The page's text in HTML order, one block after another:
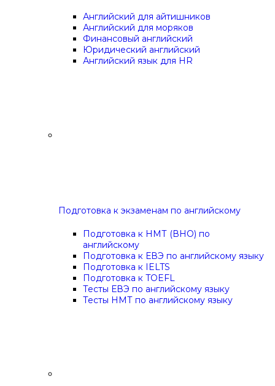
Английский для айтишников
Английский для моряков
Финансовый английский
Юридический английский
Английский язык для HR
Подготовка к экзаменам по английскому
Подготовка к НМТ (ВНО) по
английскому
Подготовка к ЕВЭ по английскому языку
Подготовка к IELTS
Подготовка к TOEFL
Тесты ЕВЭ по английскому языку
Тесты НМТ по английскому языку